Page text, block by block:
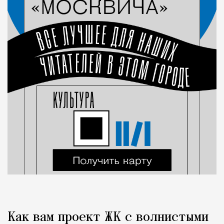
Как вам проект ЖК с волнистыми